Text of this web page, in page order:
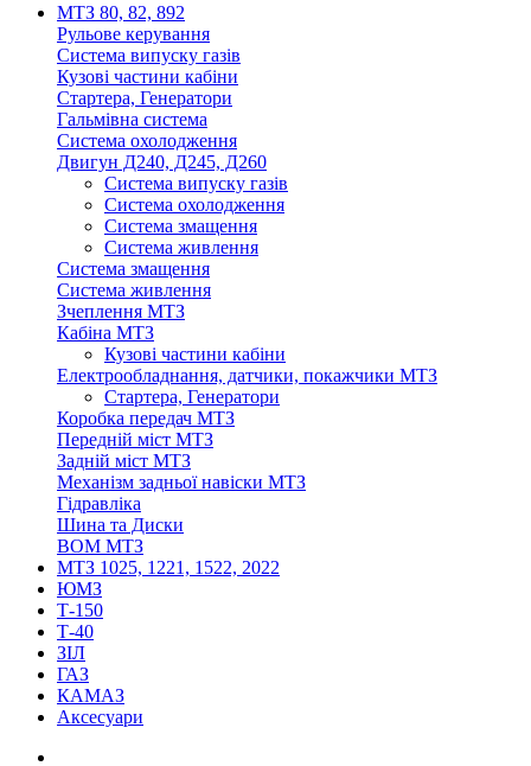
МТЗ 80, 82, 892
Рульове керування
Система випуску газів
Кузові частини кабіни
Стартера, Генератори
Гальмівна система
Система охолодження
Двигун Д240, Д245, Д260
Система випуску газів
Система охолодження
Система змащення
Система живлення
Система змащення
Система живлення
Зчеплення МТЗ
Кабіна МТЗ
Кузові частини кабіни
Електрообладнання, датчики, покажчики МТЗ
Стартера, Генератори
Коробка передач МТЗ
Передній міст МТЗ
Задній міст МТЗ
Механізм задньої навіски МТЗ
Гідравліка
Шина та Диски
ВОМ МТЗ
МТЗ 1025, 1221, 1522, 2022
ЮМЗ
Т-150
Т-40
ЗІЛ
ГАЗ
КАМАЗ
Аксесуари